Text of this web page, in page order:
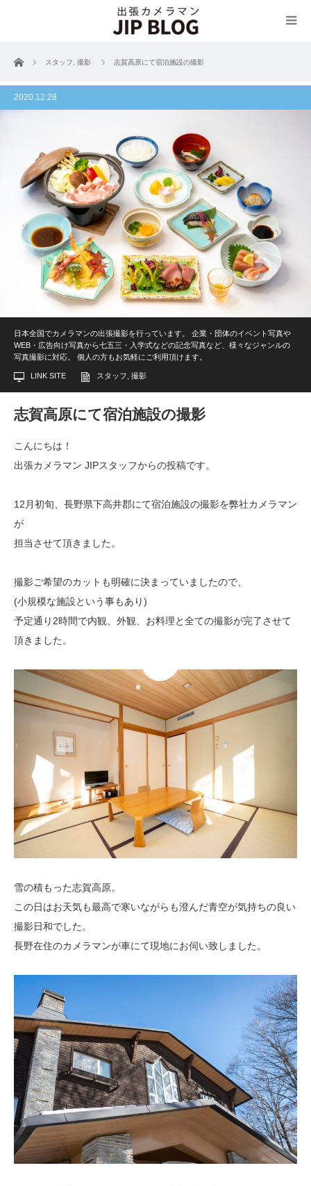
ホーム スタッフ 撮影 志賀高原にて宿泊施設の撮影
2020.12.28
日本全国でカメラマンの出張撮影を行っています。 企業・団体のイベント写真や
WEB・広告向け写真から七五三・入学式などの記念写真など、様々なジャンルの
写真撮影に対応。 個人の方もお気軽にご利用頂けます。
LINK SITE スタッフ 撮影
志賀高原にて宿泊施設の撮影
こんにちは！
出張カメラマン JIPスタッフからの投稿です。
12月初旬、長野県下高井郡にて宿泊施設の撮影を弊社カメラマン
が
担当させて頂きました。
撮影ご希望のカットも明確に決まっていましたので、
(小規模な施設という事もあり)
予定通り2時間で内観、外観、お料理と全ての撮影が完了させて
頂きました。
雪の積もった志賀高原。
この日はお天気も最高で寒いながらも澄んだ青空が気持ちの良い
撮影日和でした。
長野在住のカメラマンが車にて現地にお伺い致しました。